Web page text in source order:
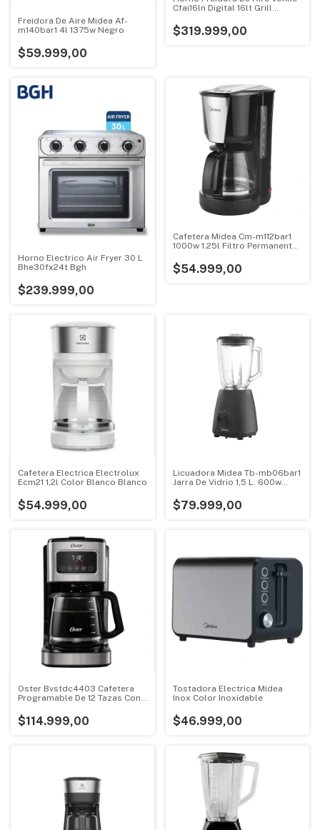
Freidora De Aire Midea Af-
m140bar1 4l 1375w Negro
$59.999,00
Cfai16ln Digital 16lt Grill
$319.999,00
Horno Electrico Air Fryer 30 L
Bhe30fx24t Bgh
$239.999,00
Cafetera Midea Cm-m112bar1
1000w 1.25l Filtro Permanente
$54.999,00
Cafetera Electrica Electrolux
Ecm21 1,2l Color Blanco Blanco
$54.999,00
Licuadora Midea Tb-mb06bar1
Jarra De Vidrio 1,5 L. 600w
$79.999,00
Oster Bvstdc4403 Cafetera
Programable De 12 Tazas Con
$114.999,00
Tostadora Electrica Midea
Inox Color Inoxidable
$46.999,00